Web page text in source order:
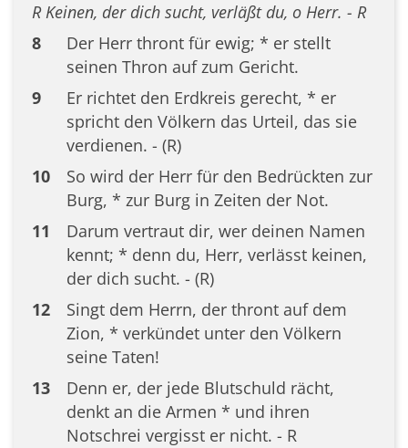
R Keinen, der dich sucht, verläßt du, o Herr. - R
8
Der Herr thront für ewig; * er stellt
seinen Thron auf zum Gericht.
9
Er richtet den Erdkreis gerecht, * er
spricht den Völkern das Urteil, das sie
verdienen. - (R)
10
So wird der Herr für den Bedrückten zur
Burg, * zur Burg in Zeiten der Not.
11
Darum vertraut dir, wer deinen Namen
kennt; * denn du, Herr, verlässt keinen,
der dich sucht. - (R)
12
Singt dem Herrn, der thront auf dem
Zion, * verkündet unter den Völkern
seine Taten!
13
Denn er, der jede Blutschuld rächt,
denkt an die Armen * und ihren
Notschrei vergisst er nicht. - R